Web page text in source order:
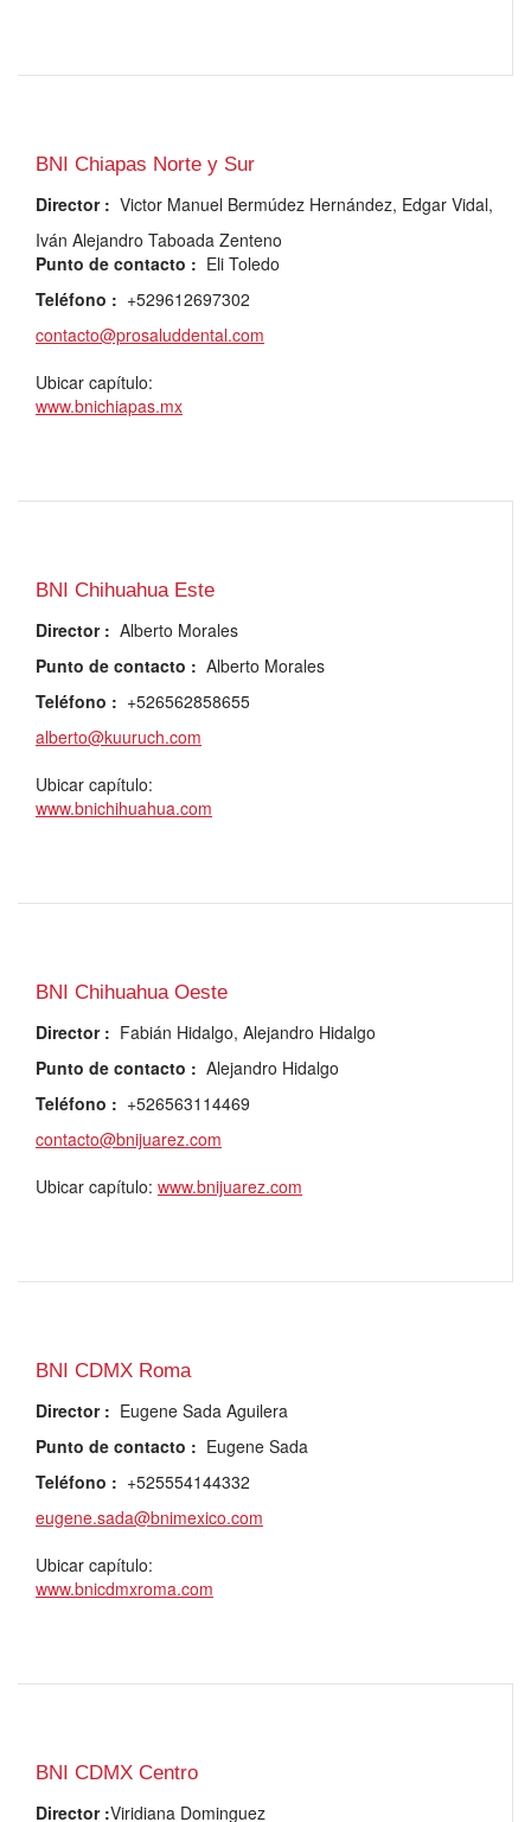
BNI Chiapas Norte y Sur
Director : Victor Manuel Bermúdez Hernández, Edgar Vidal,
Iván Alejandro Taboada Zenteno
Punto de contacto : Eli Toledo
Teléfono : +529612697302
contacto@prosaluddental.com
Ubicar capítulo:
www.bnichiapas.mx
BNI Chihuahua Este
Director : Alberto Morales
Punto de contacto : Alberto Morales
Teléfono : +526562858655
alberto@kuuruch.com
Ubicar capítulo:
www.bnichihuahua.com
BNI Chihuahua Oeste
Director : Fabián Hidalgo, Alejandro Hidalgo
Punto de contacto : Alejandro Hidalgo
Teléfono : +526563114469
contacto@bnijuarez.com
Ubicar capítulo: www.bnijuarez.com
BNI CDMX Roma
Director : Eugene Sada Aguilera
Punto de contacto : Eugene Sada
Teléfono : +525554144332
eugene.sada@bnimexico.com
Ubicar capítulo:
www.bnicdmxroma.com
BNI CDMX Centro
Director :Viridiana Dominguez